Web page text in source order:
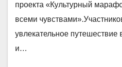
проекта «Культурный
всеми
увлекательное
и…